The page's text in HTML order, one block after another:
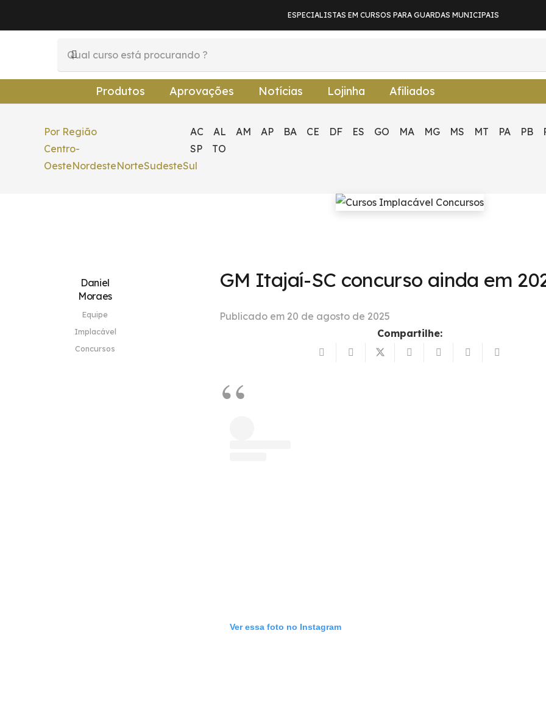
ESPECIALISTAS EM CURSOS PARA GUARDAS MUNICIPAIS
Produtos Aprovações Notícias Lojinha Afiliados
Por Região
Centro-
OesteNordesteNorteSudesteSul
AC AL AM AP BA CE DF ES GO MA MG MS MT PA PB
SP
TO
Daniel
Moraes
Equipe
Implacável
Concursos
GM Itajaí-SC concurso ainda em
Publicado em 20 de agosto de 2025
Compartilhe:
Ver essa foto no Instagram